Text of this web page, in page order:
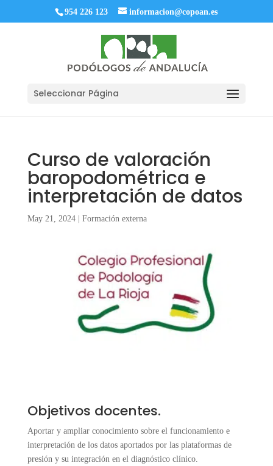
954 226 123 informacion@copoan.es
Seleccionar Página
Curso de valoración
baropodométrica e
interpretación de datos
May 21, 2024| Formación externa
Objetivos docentes.
Aportar y ampliar conocimiento sobre el funcionamiento e
interpretación de los datos aportados por las plataformas de
presión y su integración en el diagnóstico clínico.